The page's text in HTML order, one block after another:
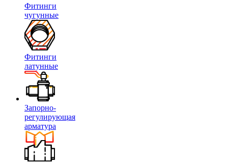
Фитинги
чугунные
Фитинги
латунные
Запорно-
регулирующая
арматура